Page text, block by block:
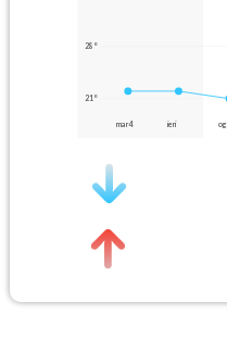
28°
21°
mar 4 ieri